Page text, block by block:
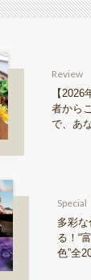
Review
【
者から
で、あ
Special
多彩
る！“
色”全